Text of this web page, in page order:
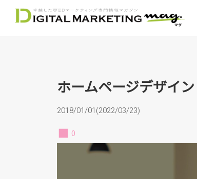
ホームページデザイン
2018/01/01(2022/03/23)
0